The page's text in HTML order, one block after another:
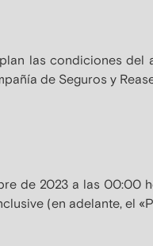
las condiciones del
de Seguros y
de 2023 a las 00:00
(en adelante, el